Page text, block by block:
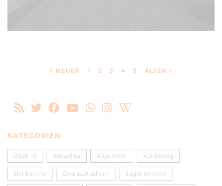
NEUER 1 2 3 4 8 ÄLTER
KATEGORIEN
2025-10 Aktuelles Allgemein Azubiblog
Banksache DualesStudium Jugendmarkt